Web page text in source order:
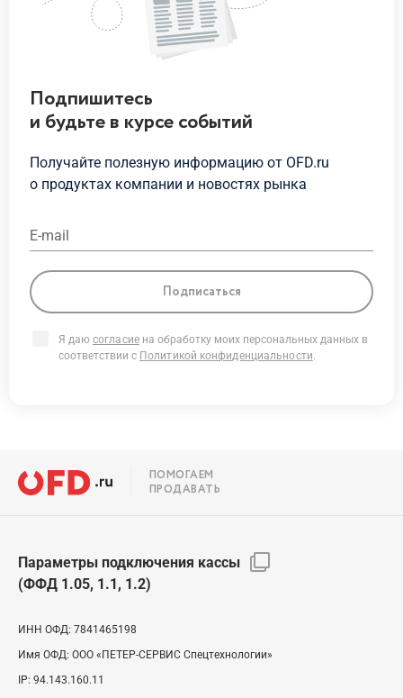
Подпишитесь
и будьтев курсесобытий
Получайте полезную информацию от OFD.ru
о продуктах компании и новостях рынка
E-mail
Подписаться
Я даю согласиена обработку моих персональных данных в
соответствии с Политикой конфиденциальности.
ПОМОГАЕМ
ПРОДАВАТЬ
Параметры подключения кассы
(ФФД 1.05, 1.1, 1.2)
ИНН ОФД: 7841465198
Имя ОФД: ООО «ПЕТЕР-СЕРВИС Спецтехнологии»
IP: 94.143.160.11